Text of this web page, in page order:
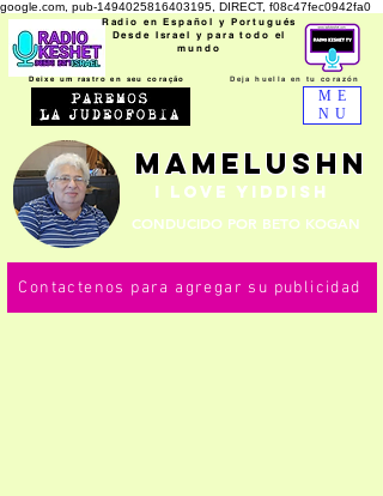
google.com, pub-1494025816403195, DIRECT, f08c47fec0942fa0
Radio en Español y Portugués
Desde Israel y para todo el
mundo
Deixe um rastro en seu coração Deja huella en tucorazón
ME
NU
MAMELUSHN
I LOVE YIdDish
CONDUCIDO POR BETO KOGAN
Contactenos para agregar su publicidad